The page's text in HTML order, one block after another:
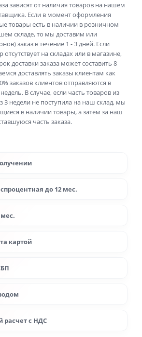
зависят от наличия товаров на нашем
Если в момент оформления
товары есть в наличии в розничном
складе, то мы доставим или
заказ в течение 1 - 3 дней. Если
на складах или в магазине,
доставки заказа может составить 8
доставлять заказы клиентам как
заказов клиентов отправляются в
В случае, если часть товаров из
3 недели не поступила на наш склад, мы
в наличии товары, а затем за наш
часть заказа.
до 12 мес.
картой
расчет с НДС